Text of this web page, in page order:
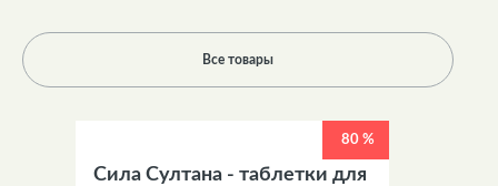
Все товары
80 %
Сила Султана - таблетки для